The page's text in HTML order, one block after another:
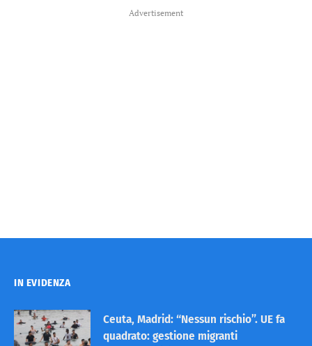
Advertisement
IN EVIDENZA
Ceuta, Madrid: “Nessun rischio”. UE fa
quadrato: gestione migranti